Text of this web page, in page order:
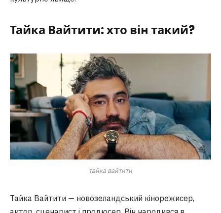
Тайка Вайтити: хто він такий?
тайка вайтити
Тайка Вайтити — новозеландський кінорежисер,